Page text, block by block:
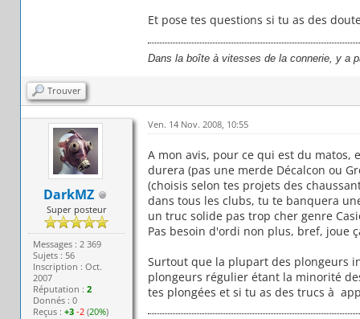
Et pose tes questions si tu as des
Dans la boîte à vitesses de la connerie, y a
Trouver
DarkMZ
Super posteur
Messages : 2 369
Sujets : 56
Inscription : Oct.
2007
Réputation :2
Donnés : 0
Reçus :+3 -2 (20%)
Ven. 14 Nov. 2008, 10:55
A mon avis, pour ce qui est du
durera (pas une merde Décalcon ou
(choisis selon tes projets des
dans tous les clubs, tu te banquera
un truc solide pas trop cher genre
Pas besoin d'ordi non plus, bref, joue
Surtout que la plupart des plongeurs
plongeurs régulier étant la minorité
tes plongées et si tu as des trucs à